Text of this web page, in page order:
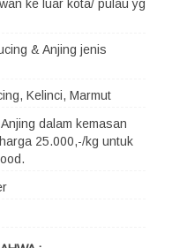
ke luar kota/ pulau yg
& Anjing jenis
Kelinci, Marmut
dalam kemasan
25.000,-/kg untuk